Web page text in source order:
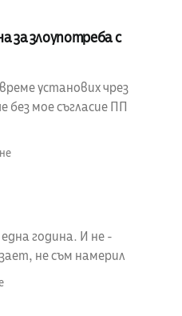
за злоупотреба с
установих чрез
без мое съгласие ПП
година. И не -
не съм намерил